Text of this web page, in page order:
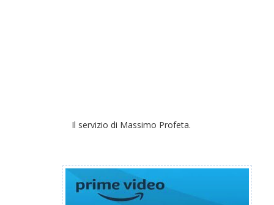
Il servizio di Massimo Profeta.